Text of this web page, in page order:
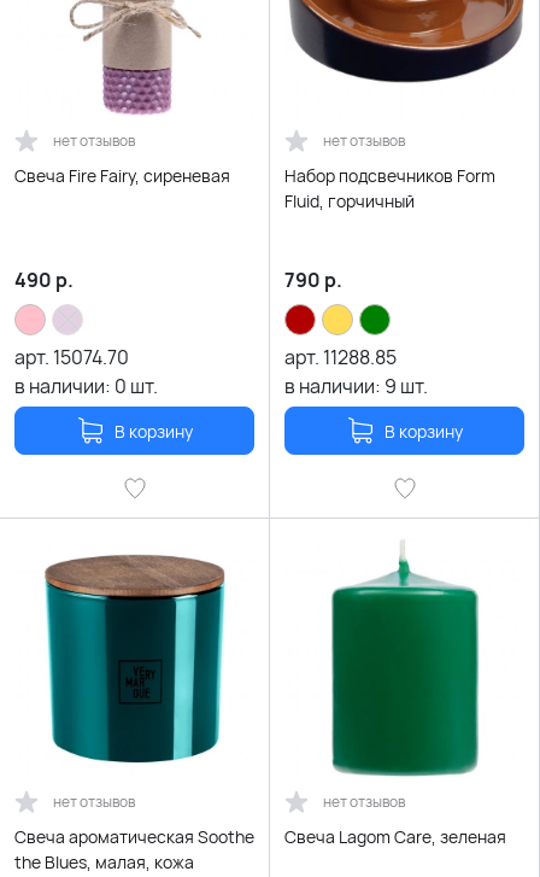
нет отзывов
Свеча Fire Fairy, сиреневая
490 р.
арт. 15074.70
в наличии: 0 шт.
В корзину
нет отзывов
Набор подсвечников Form
Fluid, горчичный
790 р.
арт. 11288.85
в наличии: 9 шт.
В корзину
нет отзывов
Свеча ароматическая Soothe
the Blues, малая, кожа
нет отзывов
Свеча Lagom Care, зеленая